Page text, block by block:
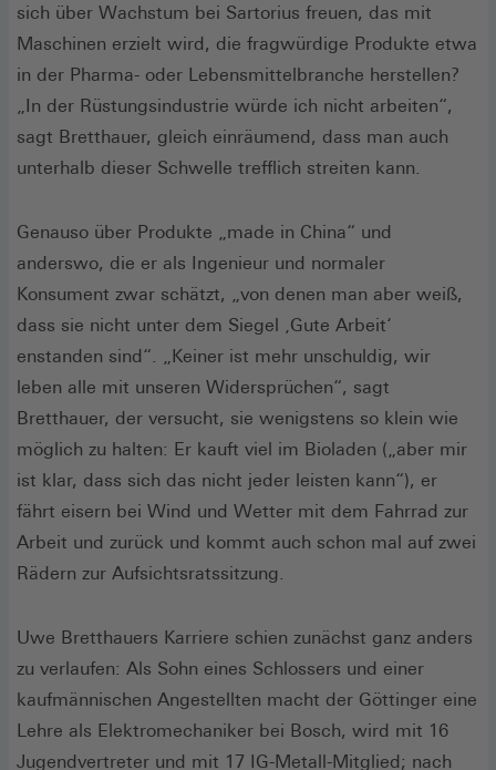
sich über Wachstum bei Sartorius freuen, das mit
Maschinen erzielt wird, die fragwürdige Produkte etwa
in der Pharma- oder Lebensmittelbranche herstellen?
„In der Rüstungsindustrie würde ich nicht arbeiten“,
sagt Bretthauer, gleich einräumend, dass man auch
unterhalb dieser Schwelle trefflich streiten kann.
Genauso über Produkte „made in China“ und
anderswo, die er als Ingenieur und normaler
Konsument zwar schätzt, „von denen man aber weiß,
dass sie nicht unter dem Siegel ‚Gute Arbeit‘
enstanden sind“. „Keiner ist mehr unschuldig, wir
leben alle mit unseren Widersprüchen“, sagt
Bretthauer, der versucht, sie wenigstens so klein wie
möglich zu halten: Er kauft viel im Bioladen („aber mir
ist klar, dass sich das nicht jeder leisten kann“), er
fährt eisern bei Wind und Wetter mit dem Fahrrad zur
Arbeit und zurück und kommt auch schon mal auf zwei
Rädern zur Aufsichtsratssitzung.
Uwe Bretthauers Karriere schien zunächst ganz anders
zu verlaufen: Als Sohn eines Schlossers und einer
kaufmännischen Angestellten macht der Göttinger eine
Lehre als Elektromechaniker bei Bosch, wird mit 16
Jugendvertreter und mit 17 IG-Metall-Mitglied; nach